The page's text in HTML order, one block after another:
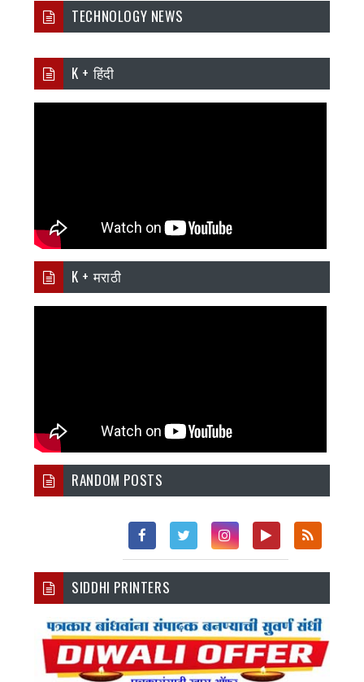
TECHNOLOGY NEWS
K + हिंदी
K + मराठी
RANDOM POSTS
Fac
Ebo
Ok
Twi
Inst
Am
You
E
SIDDHI PRINTERS